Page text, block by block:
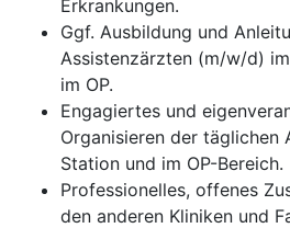
Erkrankungen.
Ggf. Ausbildung und
Assistenzärzten (m/w/d)
im OP.
Engagiertes und
Organisieren der täglichen
Station und im OP-Bereich.
Professionelles, offenes
den anderen Kliniken und